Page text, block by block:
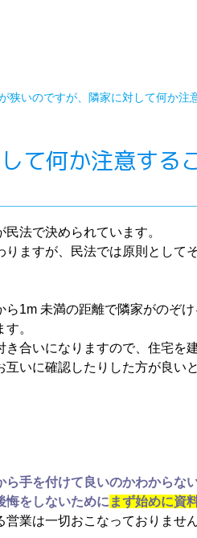
狭いのですが、隣家に対して何か注
て何か注意する
民法で決められています。
りますが、民法では原則として
ら1m 未満の距離で隣家がのぞ
。
き合いになりますので、住宅を
いに確認したりした方が良い
ら手を付けて良いのかわからな
悔をしないために まず始めに資
営業は一切おこなっておりません